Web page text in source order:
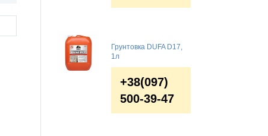
Грунтовка DUFA D17,
1л
+38(097)
500-39-47